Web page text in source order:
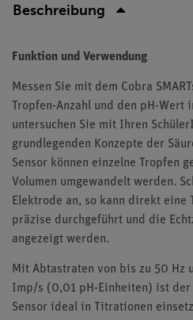
Beschreibung
Funktion und Verwendung
Messen Sie mit dem Cobra
Tropfen-Anzahl und den pH-Wert
untersuchen Sie mit Ihren
grundlegenden Konzepte der
Sensor können einzelne Tropfen
Volumen umgewandelt werden.
Elektrode an, so kann direkt eine
präzise durchgeführt und die
angezeigt werden.
Mit Abtastraten von bis zu 50 Hz
Imp/s (0,01 pH-Einheiten) ist
Sensor ideal in Titrationen